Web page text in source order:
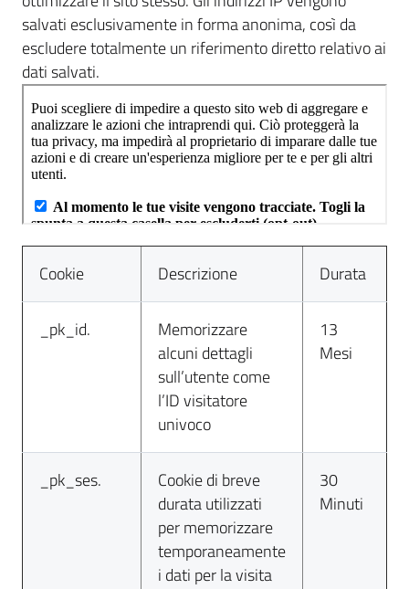
salvati esclusivamente in forma anonima, così da
escludere totalmente un riferimento diretto relativo ai
dati salvati.
Cookie Descrizione Durata
_pk_id.
Memorizzare
alcuni dettagli
sull’utente come
l’ID visitatore
univoco
13
Mesi
_pk_ses.
Cookie di breve
durata utilizzati
per memorizzare
temporaneamente
i dati per la visita
30
Minuti